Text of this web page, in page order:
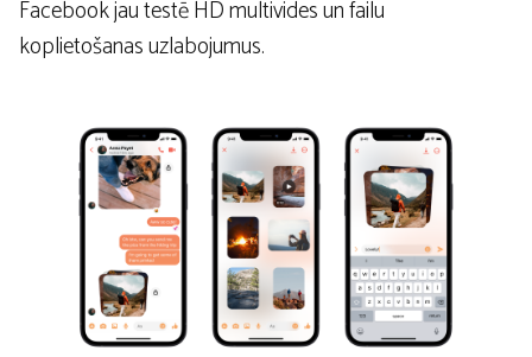
Facebook jau testē HD multivides un failu
koplietošanas uzlabojumus.